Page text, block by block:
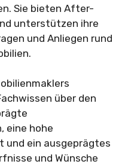
Sie bieten After-
unterstützen ihre
und Anliegen rund
über den
eine hohe
und ein ausgeprägtes
und Wünsche